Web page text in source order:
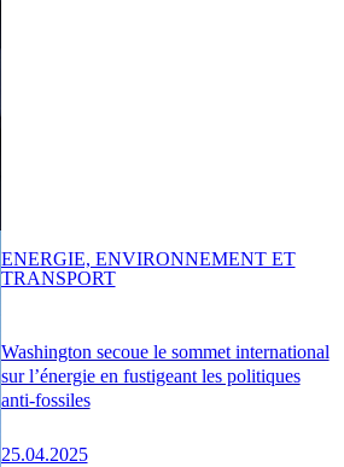
Washington secoue le sommet international
sur l’énergie en fustigeant les politiques
anti-fossiles
25.04.2025
ENERGIE, ENVIRONNEMENT ET
TRANSPORT